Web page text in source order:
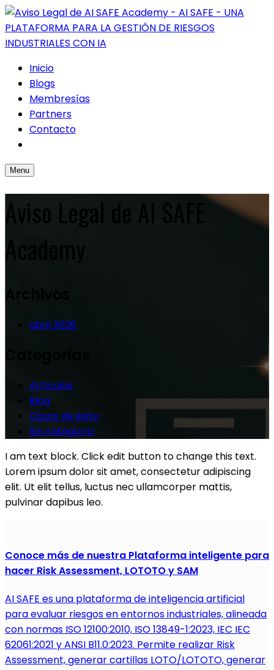
Inicio
Blogs
Membresías
Partners
Contacto
Menu
Aviso Legal de AI SAFE
abril 2026
Artículos
Blog
Casos de éxito
Sin categoría
I am text block. Click edit button to change this text.
Lorem ipsum dolor sit amet, consectetur adipiscing
elit. Ut elit tellus, luctus nec ullamcorper mattis,
pulvinar dapibus leo.
Conoce más de nuestra Plataforma inteligente para
hacer Risk Assessment, LOTOTO y SAM
AI SAFE es una plataforma de inteligencia artificial
para evaluar riesgos en entornos industriales, alineada
con normas ISO 12100:2010, ISO 13849-1:2023, IEC IEC
62061:2021 y ANSI B11.0:2023. Permite realizar Risk
Assessment, generar cartillas LOTO/LOTOTO, generar